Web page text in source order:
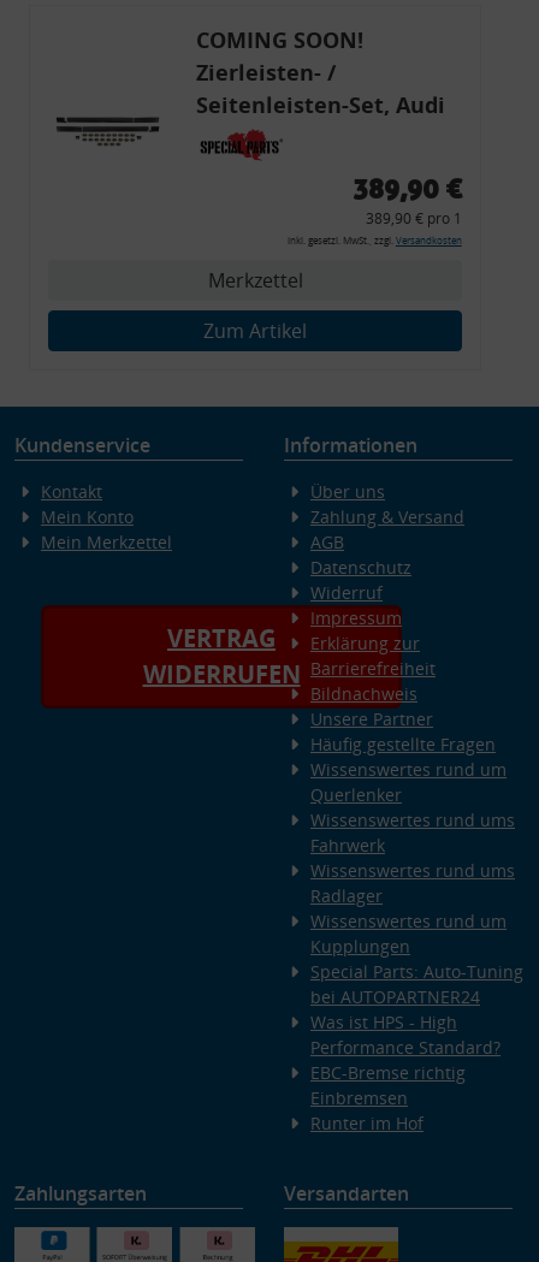
COMING SOON!
Zierleisten- /
Seitenleisten-Set, Audi
80 Cabrio, Coupe, S2, (6x
Zierleiste, 2x Kappe,
Montagewerkzeug)
389,90 €
389,90 € pro 1
inkl. gesetzl. MwSt., zzgl. Versandkosten
Merkzettel
Zum Artikel
Kundenservice
Kontakt
Mein Konto
Mein Merkzettel
VERTRAG
WIDERRUFEN
Informationen
Über uns
Zahlung & Versand
AGB
Datenschutz
Widerruf
Impressum
Erklärung zur
Barrierefreiheit
Bildnachweis
Unsere Partner
Häufig gestellte Fragen
Wissenswertes rund um
Querlenker
Wissenswertes rund ums
Fahrwerk
Wissenswertes rund ums
Radlager
Wissenswertes rund um
Kupplungen
Special Parts: Auto-Tuning
bei AUTOPARTNER24
Was ist HPS - High
Performance Standard?
EBC-Bremse richtig
Einbremsen
Runter im Hof
Zahlungsarten Versandarten